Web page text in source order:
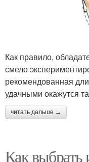
Как правило,
смело
рекомендованная
удачными окажутся
читать дальше →
Как выбрать